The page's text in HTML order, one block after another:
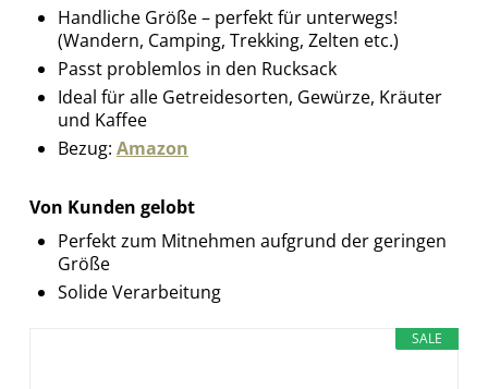
Handliche Größe – perfekt für unterwegs!
(Wandern, Camping, Trekking, Zelten etc.)
Passt problemlos in den Rucksack
Ideal für alle Getreidesorten, Gewürze, Kräuter
und Kaffee
Bezug: Amazon
Von Kunden gelobt
Perfekt zum Mitnehmen aufgrund der geringen
Größe
Solide Verarbeitung
SALE